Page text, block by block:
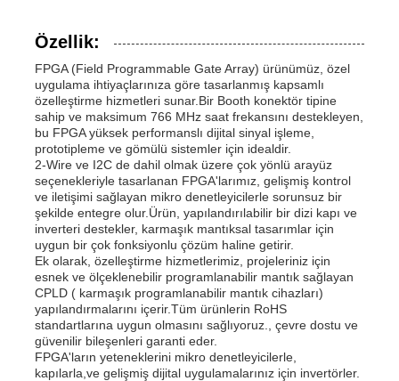
Özellik:
FPGA (Field Programmable Gate Array) ürünümüz, özel
uygulama ihtiyaçlarınıza göre tasarlanmış kapsamlı
özelleştirme hizmetleri sunar.Bir Booth konektör tipine
sahip ve maksimum 766 MHz saat frekansını destekleyen,
bu FPGA yüksek performanslı dijital sinyal işleme,
prototipleme ve gömülü sistemler için idealdir.
2-Wire ve I2C de dahil olmak üzere çok yönlü arayüz
seçenekleriyle tasarlanan FPGA'larımız, gelişmiş kontrol
ve iletişimi sağlayan mikro denetleyicilerle sorunsuz bir
şekilde entegre olur.Ürün, yapılandırılabilir bir dizi kapı ve
inverteri destekler, karmaşık mantıksal tasarımlar için
uygun bir çok fonksiyonlu çözüm haline getirir.
Ek olarak, özelleştirme hizmetlerimiz, projeleriniz için
esnek ve ölçeklenebilir programlanabilir mantık sağlayan
CPLD ( karmaşık programlanabilir mantık cihazları)
yapılandırmalarını içerir.Tüm ürünlerin RoHS
standartlarına uygun olmasını sağlıyoruz., çevre dostu ve
güvenilir bileşenleri garanti eder.
FPGA'ların yeteneklerini mikro denetleyicilerle,
kapılarla,ve gelişmiş dijital uygulamalarınız için invertörler.